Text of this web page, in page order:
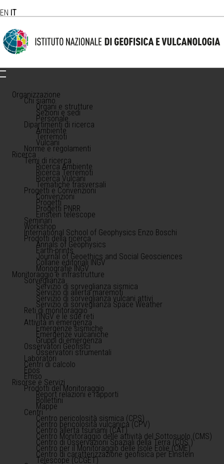
EN IT
Organizzazione
Chi siamo
Organi e strutture
Sezioni e sedi
Personale
Dipartimenti di ricerca
Ambiente
Terremoti
Vulcani
Norme e regolamenti
Ricerca
Temi di ricerca
Ricerca Ambiente
Ricerca Terremoti
Ricerca Vulcani
Tematiche trasversali
Progetti e Convenzioni
Convenzioni
Progetti
Progetti PNRR
Einstein telescope
Seminari
Workshop
International School of Geophysics Enzo Boschi
Prodotti della ricerca
Annals of Geophysics
Earth-prints
Journal of Geoethics and Social Geosciences
Collane editoriali INGV
Monografie INGV
Monitoraggio e infrastrutture
Sorveglianza
Servizio di sorveglianza sismica
Servizio di allerta maremoti
Servizio di sorveglianza vulcani attivi
Servizio di sorveglianza Space Weather
Reti di monitoraggio
l'INGV e le sue reti
Attività in emergenza
Emergenze sismiche
Emergenze vulcaniche
Gruppi di emergenza
Osservatori Geofisici
Osservatori strumentali
Laboratori
Centri di calcolo
Epos
Emso
Risorse e Servizi
Prodotti del Monitoraggio
Report relazioni e rapporti
Bollettini
Mappe
Centri
Centro pericolosità sismica (CPS)
Centro pericolosità vulcanica (CPV)
Centro allerta tsunami (CAT)
Centro Monitoraggio delle attività del Sottosuolo (CMS)
Centro di Osservazioni Spaziali della Terra (COS )
Centro per il Monitoraggio delle Isole Eolie (CME)
Centro di caratterizzazione geofisica per Einstein
Telescope (CCGET)